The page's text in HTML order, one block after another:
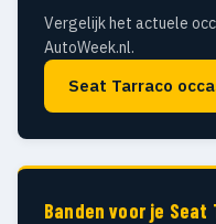
Vergelijk het actuele
AutoWeek.nl.
Seat Tarraco
Banden voor je Seat